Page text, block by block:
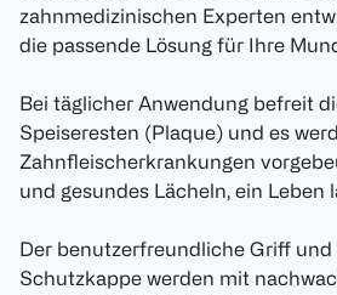
zahnmedizinischen Experten
die passende Lösung für Ihre
Bei täglicher Anwendung befreit
Speiseresten (Plaque) und es
Zahnfleischerkrankungen
und gesundes Lächeln, ein Leben
Der benutzerfreundliche Griff und
Schutzkappe werden mit